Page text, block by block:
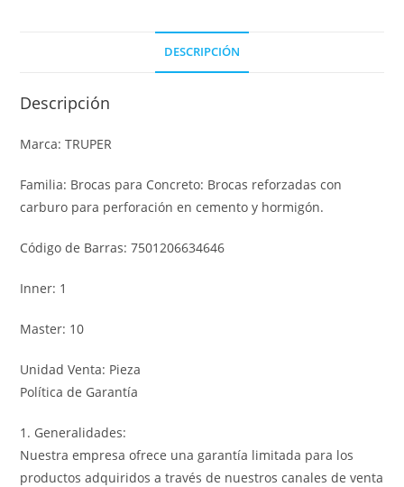
DESCRIPCIÓN
Descripción
Marca: TRUPER
Familia: Brocas para Concreto: Brocas reforzadas con
carburo para perforación en cemento y hormigón.
Código de Barras: 7501206634646
Inner: 1
Master: 10
Unidad Venta: Pieza
Política de Garantía
1. Generalidades:
Nuestra empresa ofrece una garantía limitada para los
productos adquiridos a través de nuestros canales de venta